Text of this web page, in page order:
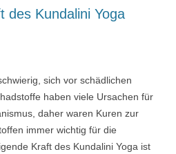
des Kundalini Yoga
sich vor schädlichen
haben viele Ursachen für
daher waren Kuren zur
immer wichtig für die
Kraft des Kundalini Yoga ist